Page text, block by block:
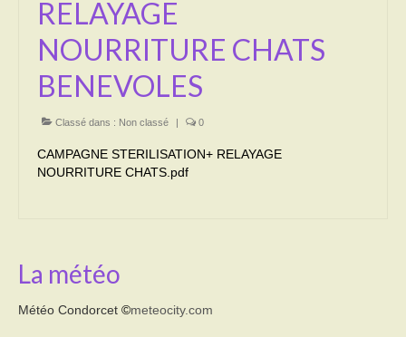
RELAYAGE
NOURRITURE CHATS
BENEVOLES
Classé dans : Non classé | 0
CAMPAGNE STERILISATION+ RELAYAGE
NOURRITURE CHATS.pdf
La météo
Météo Condorcet ©meteocity.com